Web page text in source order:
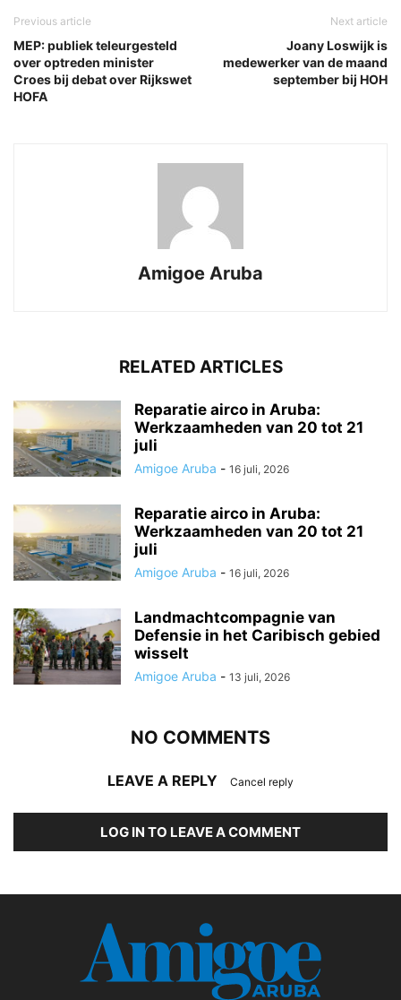
Previous article
MEP: publiek teleurgesteld
over optreden minister
Croes bij debat over Rijkswet
HOFA
Next article
Joany Loswijk is
medewerker van de maand
september bij HOH
Amigoe Aruba
RELATED ARTICLES
Reparatie airco in Aruba:
Werkzaamheden van 20 tot 21
juli
Amigoe Aruba - 16 juli, 2026
Reparatie airco in Aruba:
Werkzaamheden van 20 tot 21
juli
Amigoe Aruba - 16 juli, 2026
Landmachtcompagnie van
Defensie in het Caribisch gebied
wisselt
Amigoe Aruba - 13 juli, 2026
NO COMMENTS
LEAVE A REPLY Cancel reply
LOG IN TO LEAVE A COMMENT